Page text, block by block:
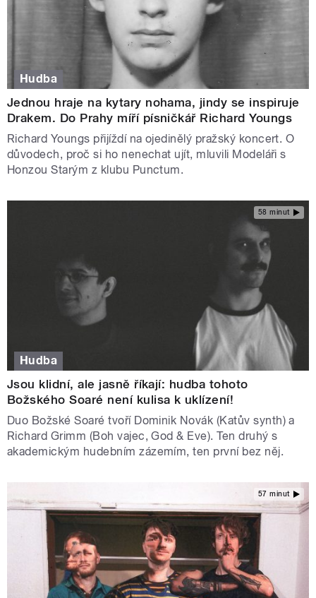
Hudba
Jednou hraje na kytary nohama, jindy se inspiruje
Drakem. Do Prahy míří písničkář Richard Youngs
Richard Youngs přijíždí na ojedinělý pražský koncert. O
důvodech, proč si ho nenechat ujít, mluvili Modeláři s
Honzou Starým z klubu Punctum.
58 minut
Hudba
Jsou klidní, ale jasně říkají: hudba tohoto
Božského Soaré není kulisa k uklízení!
Duo Božské Soaré tvoří Dominik Novák (Katův synth) a
Richard Grimm (Boh vajec, God & Eve). Ten druhý s
akademickým hudebním zázemím, ten první bez něj.
57 minut